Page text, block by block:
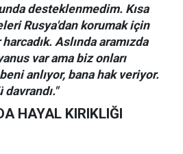
desteklenmedim. Kısa
Rusya'dan korumak için
Aslında aramızda
var ama biz onları
anlıyor, bana hak veriyor.
HAYAL KIRIKLIĞI